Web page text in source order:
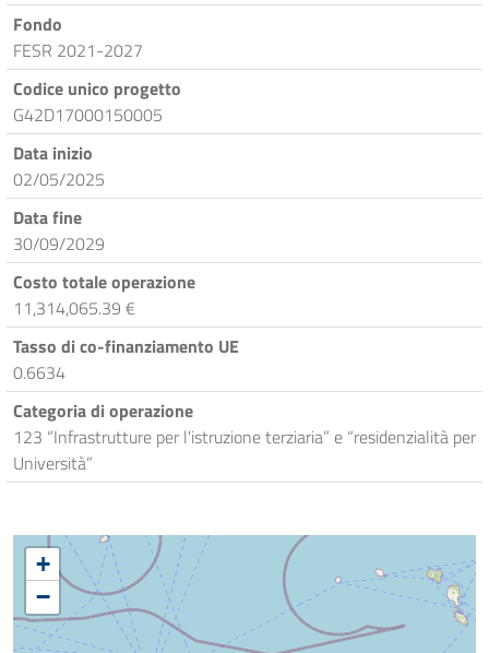
Fondo
FESR 2021-2027
Codice unico progetto
G42D17000150005
Data inizio
02/05/2025
Data fine
30/09/2029
Costo totale operazione
11,314,065.39 €
Tasso di co-finanziamento UE
0.6634
Categoria di operazione
123 “Infrastrutture per l'istruzione terziaria” e “residenzialità per
Università”
+
−